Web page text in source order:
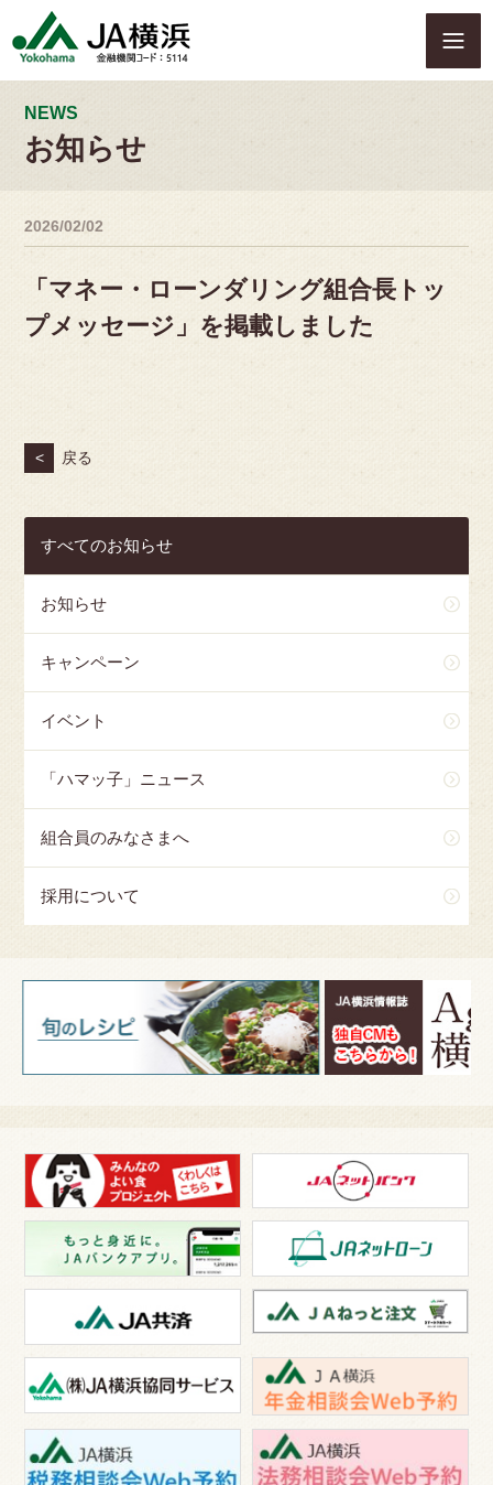
p
NEWS
お知らせ
2026/02/02
「マネー・ローンダリング組合長トッ
プメッセージ」を掲載しました
< 戻る
すべてのお知らせ
お知らせ
キャンペーン
イベント
「ハマッ子」ニュース
組合員のみなさまへ
採用について